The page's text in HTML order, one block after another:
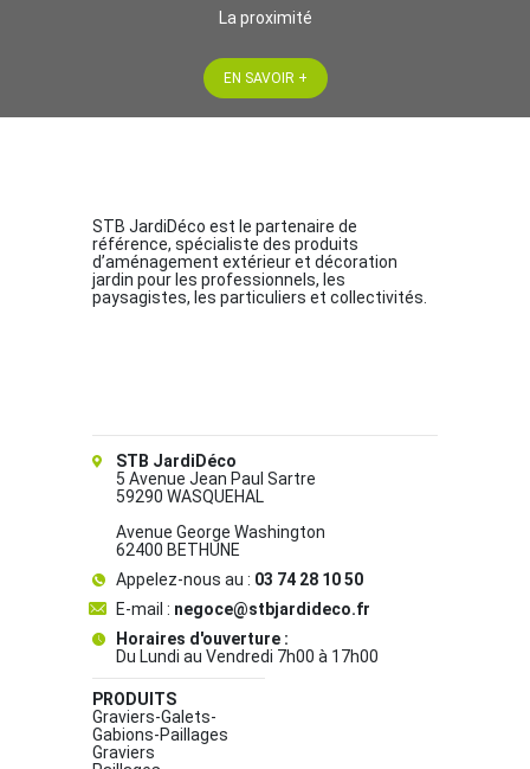
La proximité
EN SAVOIR +
STB JardiDéco est le partenaire de
référence, spécialiste des produits
d’aménagement extérieur et décoration
jardin pour les professionnels, les
paysagistes, les particuliers et collectivités.
STB JardiDéco
5 Avenue Jean Paul Sartre
59290 WASQUEHAL
Avenue George Washington
62400 BETHUNE
Appelez-nous au : 03 74 28 10 50
E-mail : negoce@stbjardideco.fr
Horaires d'ouverture :
Du Lundi au Vendredi 7h00 à 17h00
PRODUITS
Graviers-Galets-
Gabions-Paillages
Graviers